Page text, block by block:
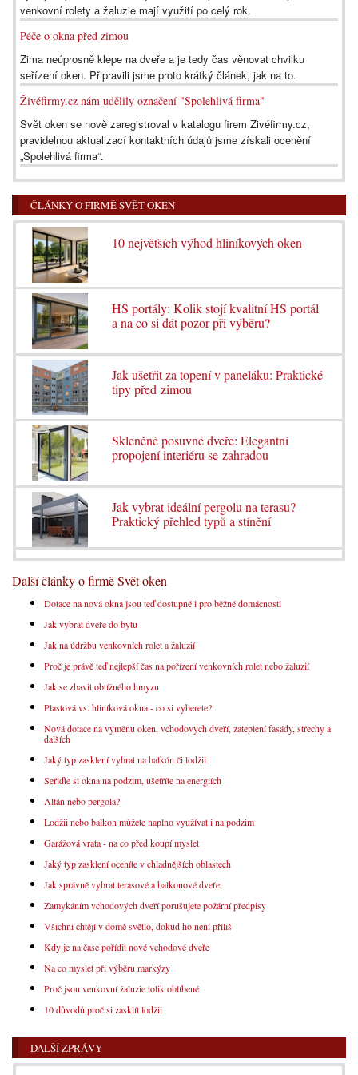
venkovní rolety a žaluzie mají využití po celý rok.
Péče o okna před zimou
Zima neúprosně klepe na dveře a je tedy čas věnovat chvilku
seřízení oken. Připravili jsme proto krátký článek, jak na to.
Živéfirmy.cz nám udělily označení "Spolehlivá firma"
Svět oken se nově zaregistroval v katalogu firem Živéfirmy.cz,
pravidelnou aktualizací kontaktních údajů jsme získali ocenění
„Spolehlivá firma“.
ČLÁNKY O FIRMĚ SVĚT OKEN
10 největších výhod hliníkových oken
HS portály: Kolik stojí kvalitní HS portál
a na co si dát pozor při výběru?
Jak ušetřit za topení v paneláku: Praktické
tipy před zimou
Skleněné posuvné dveře: Elegantní
propojení interiéru se zahradou
Jak vybrat ideální pergolu na terasu?
Praktický přehled typů a stínění
Další články o firmě Svět oken
Dotace na nová okna jsou teď dostupné i pro běžné domácnosti
Jak vybrat dveře do bytu
Jak na údržbu venkovních rolet a žaluzií
Proč je právě teď nejlepší čas na pořízení venkovních rolet nebo žaluzií
Jak se zbavit obtížného hmyzu
Plastová vs. hliníková okna - co si vyberete?
Nová dotace na výměnu oken, vchodových dveří, zateplení fasády, střechy a
dalších
Jaký typ zasklení vybrat na balkón či lodžii
Seřiďte si okna na podzim, ušetříte na energiích
Altán nebo pergola?
Lodžii nebo balkon můžete naplno využívat i na podzim
Garážová vrata - na co před koupí myslet
Jaký typ zasklení oceníte v chladnějších oblastech
Jak správně vybrat terasové a balkonové dveře
Zamykáním vchodových dveří porušujete požární předpisy
Všichni chtějí v domě světlo, dokud ho není příliš
Kdy je na čase pořídit nové vchodové dveře
Na co myslet při výběru markýzy
Proč jsou venkovní žaluzie tolik oblíbené
10 důvodů proč si zasklít lodžii
DALŠÍ ZPRÁVY